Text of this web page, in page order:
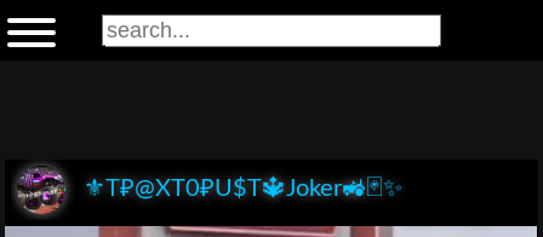
⚜️T₽@XT0₽U$T🔱Joker🚜🃏✨